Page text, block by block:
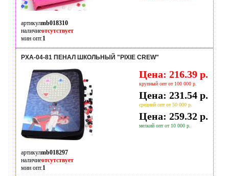
артикулmb018310
наличиеотсутствует
мин опт.1
PXA-04-81 ПЕНАЛ ШКОЛЬНЫЙ "PIXIE CREW"
Цена: 216.39 р.
крупный опт от 100 000 р.
Цена: 231.54 р.
средний опт от 50 000 р.
Цена: 259.32 р.
мелкий опт от 10 000 р.
артикулmb018297
наличиеотсутствует
мин опт.1